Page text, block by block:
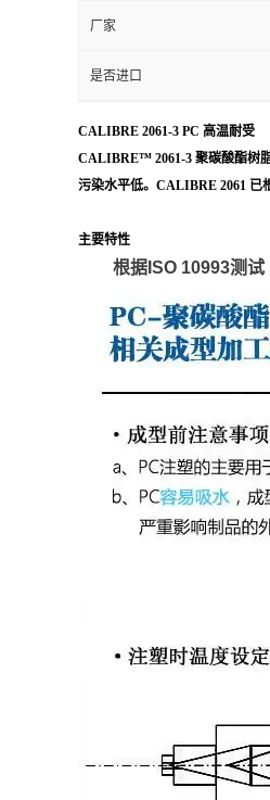
厂家
是否进口
CALIBRE 2061-3 PC 高温耐受
CALIBRE™ 2061-3 聚碳酸酯树
污染水平低。CALIBRE 2061 已
主要特性
根据ISO 10993测试